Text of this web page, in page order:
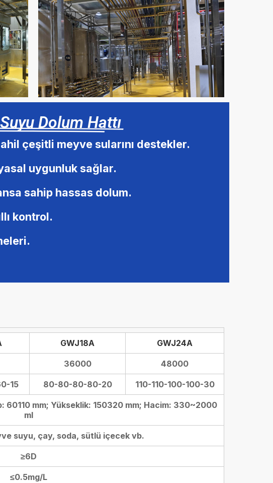
Dolum Hattı
çeşitli meyve sularını destekler.
uygunluk sağlar.
sahip hassas dolum.
kontrol.
GWJ18A GWJ24A
36000 48000
15 80-80-80-80-20 110-110-100-100-30
60110 mm; Yükseklik: 150320 mm; Hacim: 330~2000
ml
suyu, çay, soda, sütlü içecek vb.
≥6D
≤0.5mg/L